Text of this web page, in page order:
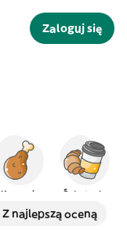
Zaloguj się
Kurczak Śniadanie
Z najlepszą oceną